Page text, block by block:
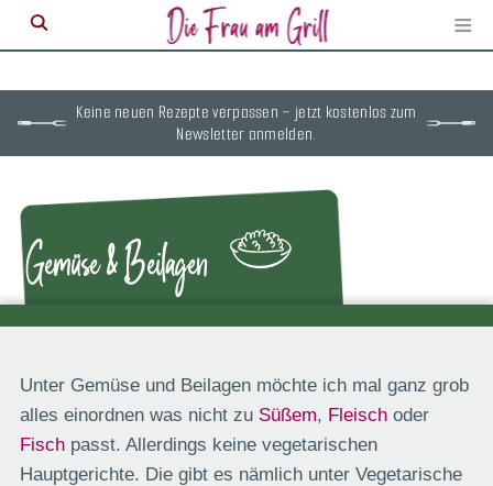
≡
Keine neuen Rezepte verpassen – jetzt kostenlos zum
Newsletter anmelden.
Gemüse & Beilagen
Unter Gemüse und Beilagen möchte ich mal ganz grob
alles einordnen was nicht zu Süßem, Fleischoder
Fischpasst. Allerdings keine vegetarischen
Hauptgerichte. Die gibt es nämlich unter Vegetarische